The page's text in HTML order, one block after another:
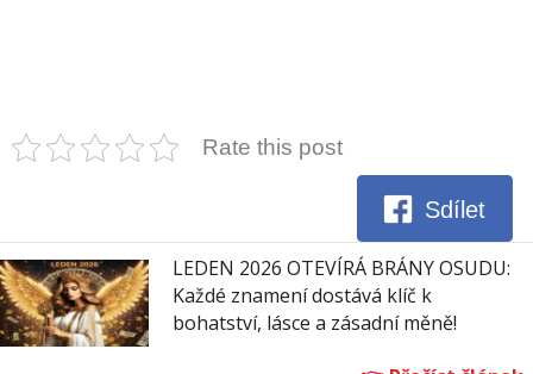
Rate this post
Sdílet
LEDEN 2026 OTEVÍRÁ BRÁNY OSUDU:
Každé znamení dostává klíč k
bohatství, lásce a zásadní měně!